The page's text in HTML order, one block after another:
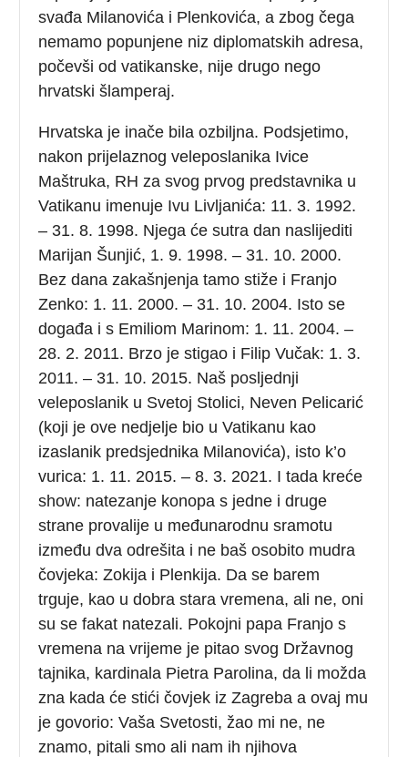
svađa Milanovića i Plenkovića, a zbog čega
nemamo popunjene niz diplomatskih adresa,
počevši od vatikanske, nije drugo nego
hrvatski šlamperaj.
Hrvatska je inače bila ozbiljna. Podsjetimo,
nakon prijelaznog veleposlanika Ivice
Maštruka, RH za svog prvog predstavnika u
Vatikanu imenuje Ivu Livljanića: 11. 3. 1992.
– 31. 8. 1998. Njega će sutra dan naslijediti
Marijan Šunjić, 1. 9. 1998. – 31. 10. 2000.
Bez dana zakašnjenja tamo stiže i Franjo
Zenko: 1. 11. 2000. – 31. 10. 2004. Isto se
događa i s Emiliom Marinom: 1. 11. 2004. –
28. 2. 2011. Brzo je stigao i Filip Vučak: 1. 3.
2011. – 31. 10. 2015. Naš posljednji
veleposlanik u Svetoj Stolici, Neven Pelicarić
(koji je ove nedjelje bio u Vatikanu kao
izaslanik predsjednika Milanovića), isto k’o
vurica: 1. 11. 2015. – 8. 3. 2021. I tada kreće
show: natezanje konopa s jedne i druge
strane provalije u međunarodnu sramotu
između dva odrešita i ne baš osobito mudra
čovjeka: Zokija i Plenkija. Da se barem
trguje, kao u dobra stara vremena, ali ne, oni
su se fakat natezali. Pokojni papa Franjo s
vremena na vrijeme je pitao svog Državnog
tajnika, kardinala Pietra Parolina, da li možda
zna kada će stići čovjek iz Zagreba a ovaj mu
je govorio: Vaša Svetosti, žao mi ne, ne
znamo, pitali smo ali nam ih njihova